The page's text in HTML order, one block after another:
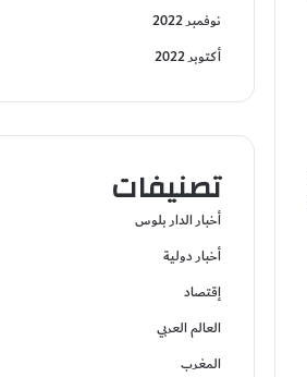
نوفمبر 2022
أكتوبر 2022
تصنيفات
أخبار الدار بلوس
أخبار دولية
إقتصاد
العالم العربي
المغرب